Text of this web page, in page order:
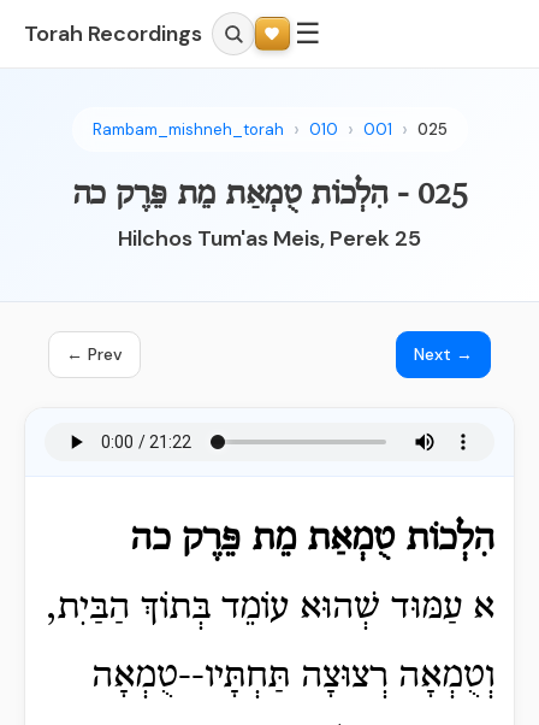
Torah Recordings ☰
Rambam_mishneh_torah 010 001 025
025 - הִלְכוֹת טֻמְאַת מֵת פֵּרֶק כה
Hilchos Tum'as Meis, Perek 25
← Prev Next →
הִלְכוֹת טֻמְאַת מֵת פֵּרֶק כה
א עַמּוּד שְׁהוּא עוֹמֵד בְּתוֹךְ הַבַּיִת,
וְטֻמְאָה רְצוּצָה תַּחְתָּיו--טֻמְאָה